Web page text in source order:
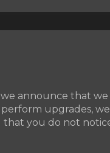
we announce that
perform upgrades,
that you do not